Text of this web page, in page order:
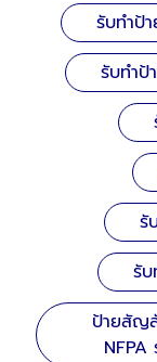
รับทำป้
รับทำป้
รั
รั
ป้ายสัญ
NFPA